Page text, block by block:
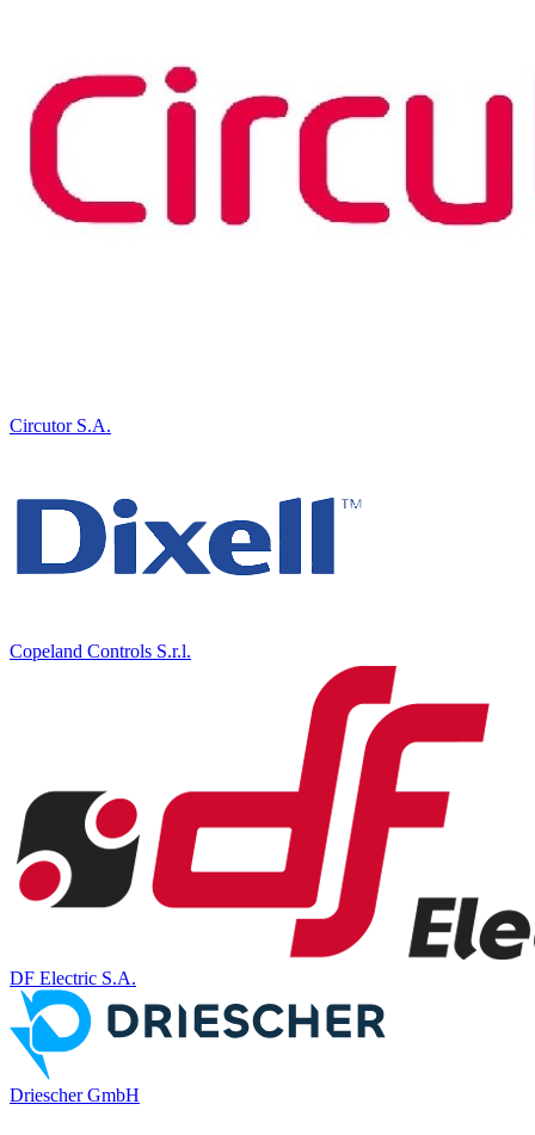
Circutor S.A.
Copeland Controls S.r.l.
DF Electric S.A.
Driescher GmbH